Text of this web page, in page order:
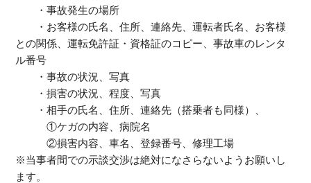
・事故発生の場所
・お客様の氏名、住所、連絡先、運転者氏名、お客様
との関係、運転免許証・資格証のコピー、事故車のレンタ
ル番号
・事故の状況、写真
・損害の状況、程度、写真
・相手の氏名、住所、連絡先（搭乗者も同様）、
①ケガの内容、病院名
②損害内容、車名、登録番号、修理工場
※当事者間での示談交渉は絶対になさらないようお願いし
ます。